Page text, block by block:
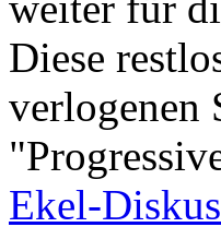
Diese
verlogenen
Ekel-